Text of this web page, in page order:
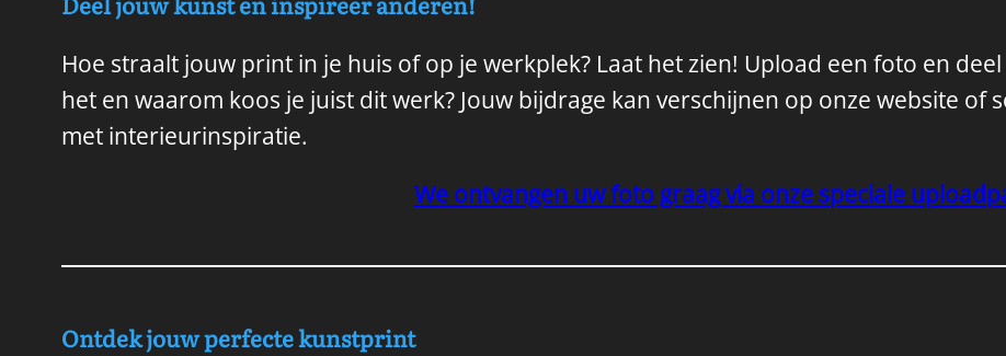
Hoe straalt jouw print in je huis of op je werkplek? Laat het zien! Upload een foto en
het en waarom koos je juist dit werk? Jouw bijdrage kan verschijnen op onze website
met interieurinspiratie.
We ontvangen uw foto graag via onze speciale
Ontdek jouw perfecte kunstprint